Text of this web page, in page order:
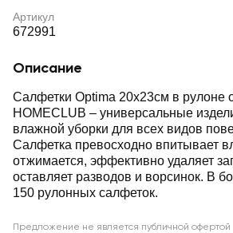
Артикул
672991
Описание
Салфетки Optima 20х23см в рулоне
HOMECLUB – универсальные
влажной уборки для всех видов
Салфетка превосходно впитывает
отжимается, эффективно удаляет
оставляет разводов и ворсинок. В
150 рулонных салфеток.
Предложение не является публичной офертой